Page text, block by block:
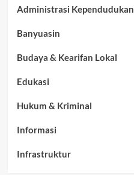
Administrasi Kependudukan
Banyuasin
Budaya & Kearifan Lokal
Edukasi
Hukum & Kriminal
Informasi
Infrastruktur